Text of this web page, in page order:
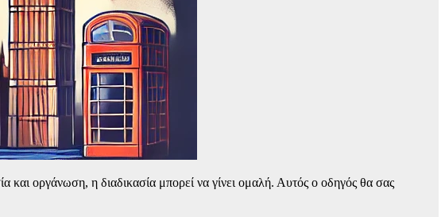
οργάνωση, η διαδικασία μπορεί να γίνει ομαλή. Αυτός ο οδηγός θα σας